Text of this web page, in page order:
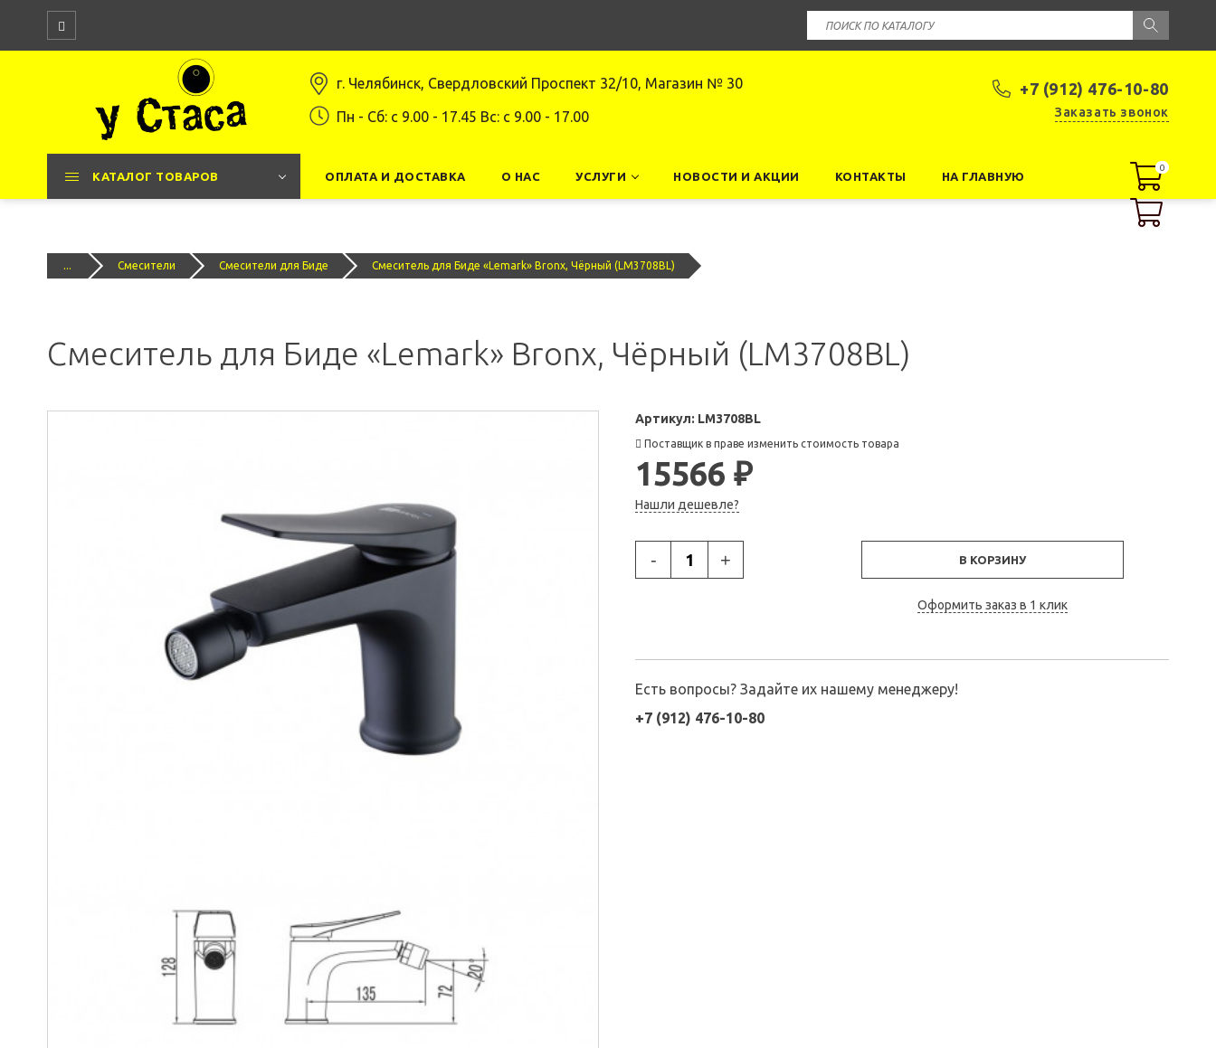
+7 (912) 476-10-80
Заказать звонок
г. Челябинск, Свердловский Проспект 32/10, Магазин № 30
Пн - Сб: c 9.00 - 17.45 Вс: c 9.00 - 17.00
КАТАЛОГ ТОВАРОВ ОПЛАТА И ДОСТАВКА О НАС УСЛУГИ НОВОСТИ И АКЦИИ КОНТАКТЫ НА ГЛАВНУЮ
0
0
... Смесители Смесители для Биде Смеситель для Биде «Lemark» Bronx, Чёрный (LM3708BL)
Смеситель для Биде «Lemark» Bronx, Чёрный (LM3708BL)
Артикул: LM3708BL
Поставщик в праве изменить стоимость товара
15566 ₽
Нашли дешевле?
- + В КОРЗИНУ
Оформить заказ в 1 клик
Есть вопросы? Задайте их нашему менеджеру!
+7 (912) 476-10-80